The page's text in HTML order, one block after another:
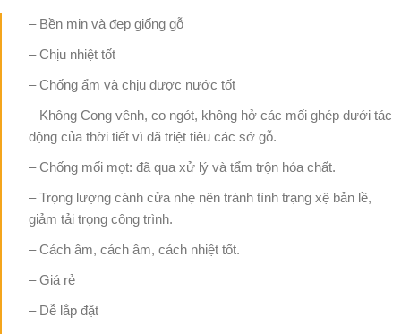
– Bền mịn và đẹp giống gỗ
– Chịu nhiệt tốt
– Chống ẩm và chịu được nước tốt
– Không Cong vênh, co ngót, không hở các mối ghép dưới tác
động của thời tiết vì đã triệt tiêu các sớ gỗ.
– Chống mối mọt: đã qua xử lý và tẩm trộn hóa chất.
– Trọng lượng cánh cửa nhẹ nên tránh tình trạng xệ bản lề,
giảm tải trọng công trình.
– Cách âm, cách âm, cách nhiệt tốt.
– Giá rẻ
– Dễ lắp đặt